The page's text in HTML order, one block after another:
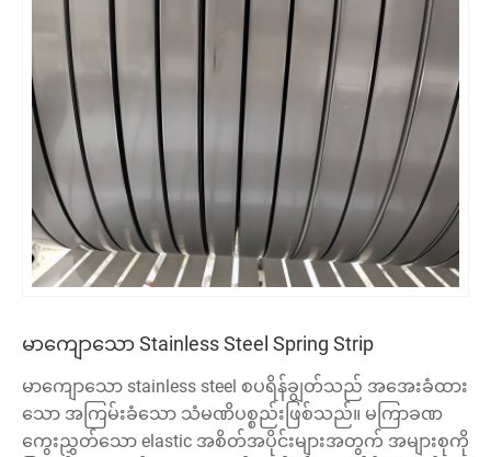
မာကျောသော Stainless Steel Spring Strip
မာကျောသော stainless steel စပရိန်ချွတ်သည် အအေးခံထား
သော အကြမ်းခံသော သံမဏိပစ္စည်းဖြစ်သည်။ မကြာခဏ
ကွေးညွှတ်သော elastic အစိတ်အပိုင်းများအတွက် အများစုကို